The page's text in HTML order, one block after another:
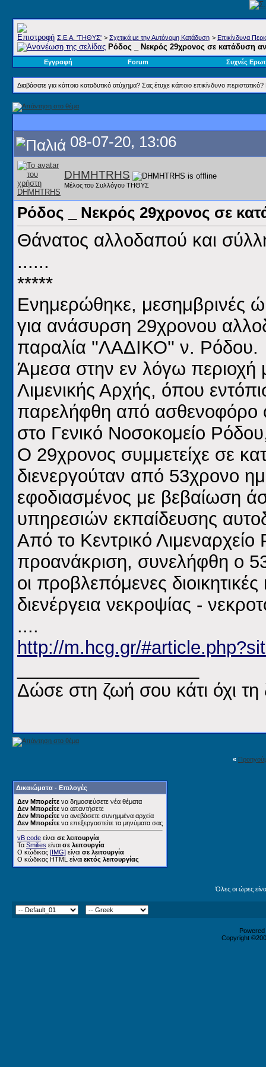
Σ.E.A. 'ΤΗΘΥΣ' > Σχετικά με την Αυτόνομη Κατάδυση > Επικίνδυνα
Ρόδος _ Νεκρός 29χρονος σε κατάδυση
Εγγραφή Forum Συχνές
Διαβάσατε για κάποιο καταδυτικό ατύχημα? Σας έτυχε κάποιο επικίνδυνο
08-07-20, 13:06
DHMHTRHS
Μέλος του Συλλόγου ΤΗΘΥΣ
Ρόδος _ Νεκρός 29χρονος σε
Θάνατος αλλοδαπού και
......
*****
Ενημερώθηκε, μεσημβρινές
για ανάσυρση 29χρονου
παραλία ''ΛΑΔΙΚΟ'' ν. Ρόδου.
Άμεσα στην εν λόγω περιοχή
Λιμενικής Αρχής, όπου
παρελήφθη από ασθενοφόρο
στο Γενικό Νοσοκομείο
Ο 29χρονος συμμετείχε σε
διενεργούταν από 53χρονο
εφοδιασμένος με βεβαίωση
υπηρεσιών εκπαίδευσης
Από το Κεντρικό Λιμεναρχείο
προανάκριση, συνελήφθη ο
οι προβλεπόμενες
διενέργεια νεκροψίας -
....
http://m.hcg.gr/
Δώσε στη ζωή σου κάτι όχι τη
«
Δικαιώματα - Επιλογές
Δεν Μπορείτε να δημοσιεύσετε νέα θέματα
Δεν Μπορείτε να απαντήσετε
Δεν Μπορείτε να ανεβάσετε συνημμένα αρχεία
Δεν Μπορείτε να επεξεργαστείτε τα μηνύματα σας
vB code είναι σε λειτουργία
Τα Smilies είναι σε λειτουργία
Ο κώδικας [IMG] είναι σε λειτουργία
Ο κώδικας HTML είναι εκτός λειτουργίας
Όλες οι ώρες
Copyright